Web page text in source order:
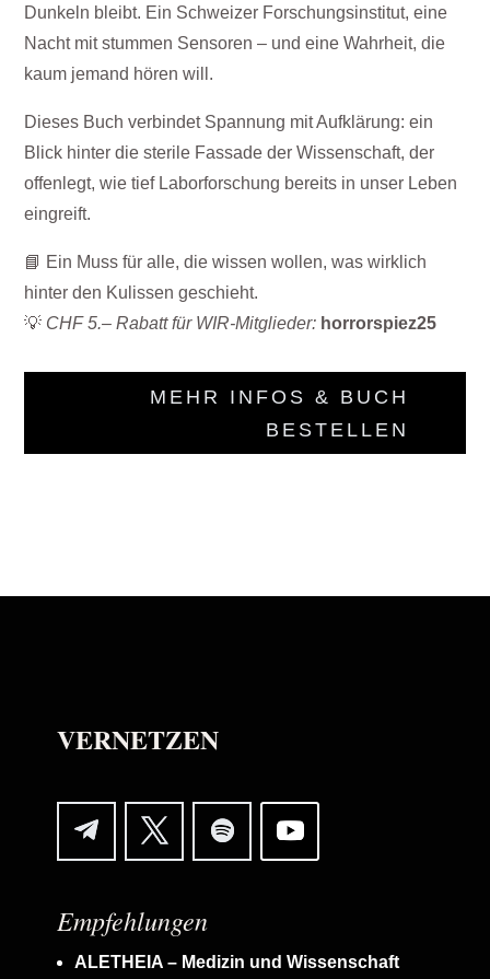
Dunkeln bleibt. Ein Schweizer Forschungsinstitut, eine
Nacht mit stummen Sensoren – und eine Wahrheit, die
kaum jemand hören will.
Dieses Buch verbindet Spannung mit Aufklärung: ein
Blick hinter die sterile Fassade der Wissenschaft, der
offenlegt, wie tief Laborforschung bereits in unser Leben
eingreift.
📘 Ein Muss für alle, die wissen wollen, was wirklich
hinter den Kulissen geschieht.
💡 CHF 5.– Rabatt für WIR-Mitglieder: horrorspiez25
MEHR INFOS & BUCH
BESTELLEN
VERNETZEN
Empfehlungen
ALETHEIA – Medizin und Wissenschaft